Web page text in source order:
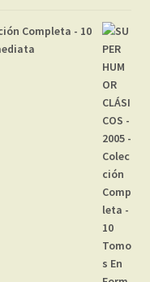
Completa - 10